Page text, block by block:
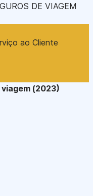
DE VIAGEM
ao Cliente
(2023)